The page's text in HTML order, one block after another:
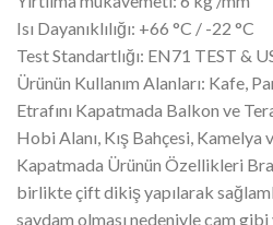
Isı Dayanıklılığı: +66 °C / -22 °C
Test Standartlığı: EN71 TEST &
Ürünün Kullanım Alanları: Kafe,
Etrafını Kapatmada Balkon ve
Hobi Alanı, Kış Bahçesi, Kamelya
Kapatmada Ürünün Özellikleri
birlikte çift dikiş yapılarak
saydam olması nedeniyle cam